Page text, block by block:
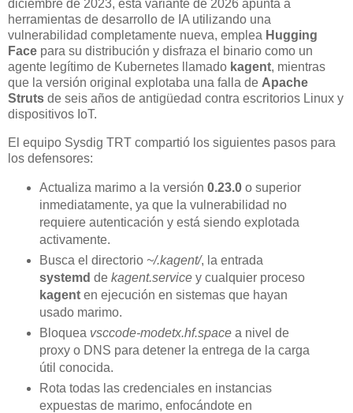
diciembre de 2023, esta variante de 2026 apunta a
herramientas de desarrollo de IA utilizando una
vulnerabilidad completamente nueva, emplea Hugging
Face para su distribución y disfraza el binario como un
agente legítimo de Kubernetes llamado kagent, mientras
que la versión original explotaba una falla de Apache
Struts de seis años de antigüedad contra escritorios Linux y
dispositivos IoT.
El equipo Sysdig TRT compartió los siguientes pasos para
los defensores:
Actualiza marimo a la versión 0.23.0o superior
inmediatamente, ya que la vulnerabilidad no
requiere autenticación y está siendo explotada
activamente.
Busca el directorio ~/.kagent/, la entrada
systemd de kagent.servicey cualquier proceso
kagenten ejecución en sistemas que hayan
usado marimo.
Bloquea vsccode-modetx.hf.spacea nivel de
proxy o DNS para detener la entrega de la carga
útil conocida.
Rota todas las credenciales en instancias
expuestas de marimo, enfocándote en